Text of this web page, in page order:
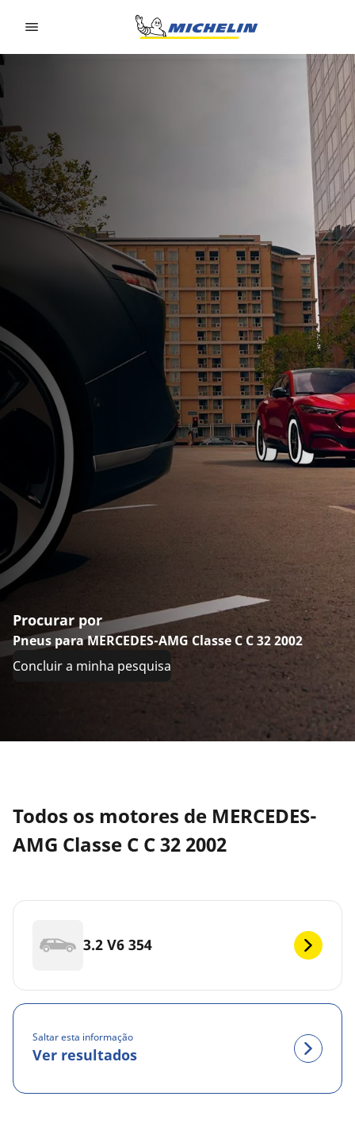
Procurar por
Pneus para MERCEDES-AMG Classe C C 32 2002
Concluir a minha pesquisa
Todos os motores de MERCEDES-
AMG Classe C C 32 2002
3.2 V6 354
Saltar esta informação
Ver resultados